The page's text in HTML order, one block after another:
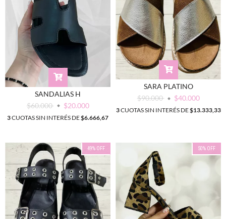
SANDALIAS H
$60.000
$20.000
3CUOTAS SIN INTERÉS DE$6.666,67
SARA PLATINO
$90.000
$40.000
3CUOTAS SIN INTERÉS DE$13.333,33
49% OFF 50% OFF